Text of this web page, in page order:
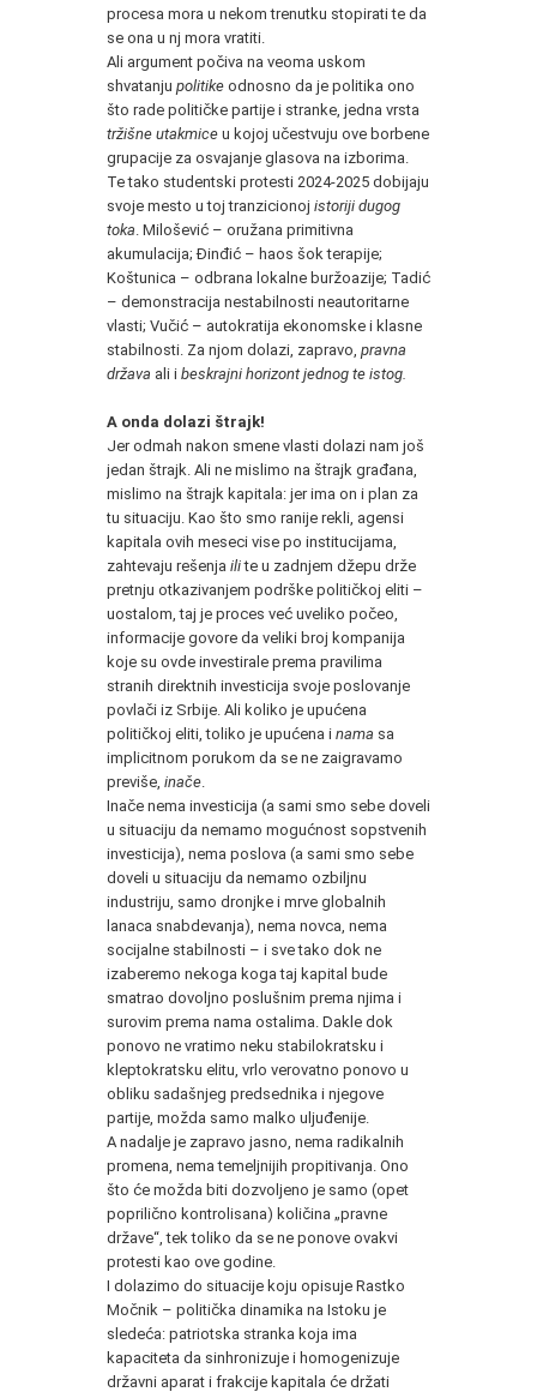
procesa mora u nekom trenutku stopirati te da
se ona u nj mora vratiti.
Ali argument počiva na veoma uskom
shvatanju politike odnosno da je politika ono
što rade političke partije i stranke, jedna vrsta
tržišne utakmice u kojoj učestvuju ove borbene
grupacije za osvajanje glasova na izborima.
Te tako studentski protesti 2024-2025 dobijaju
svoje mesto u toj tranzicionoj istoriji dugog
toka . Milošević – oružana primitivna
akumulacija; Đinđić – haos šok terapije;
Koštunica – odbrana lokalne buržoazije; Tadić
– demonstracija nestabilnosti neautoritarne
vlasti; Vučić – autokratija ekonomske i klasne
stabilnosti. Za njom dolazi, zapravo, pravna
država ali i beskrajni horizont jednog te istog.
A onda dolazi štrajk!
Jer odmah nakon smene vlasti dolazi nam još
jedan štrajk. Ali ne mislimo na štrajk građana,
mislimo na štrajk kapitala: jer ima on i plan za
tu situaciju. Kao što smo ranije rekli, agensi
kapitala ovih meseci vise po institucijama,
zahtevaju rešenja ilite u zadnjem džepu drže
pretnju otkazivanjem podrške političkoj eliti –
uostalom, taj je proces već uveliko počeo,
informacije govore da veliki broj kompanija
koje su ovde investirale prema pravilima
stranih direktnih investicija svoje poslovanje
povlači iz Srbije. Ali koliko je upućena
političkoj eliti, toliko je upućena i nama sa
implicitnom porukom da se ne zaigravamo
previše, inače
Inače nema investicija (a sami smo sebe doveli
u situaciju da nemamo mogućnost sopstvenih
investicija), nema poslova (a sami smo sebe
doveli u situaciju da nemamo ozbiljnu
industriju, samo dronjke i mrve globalnih
lanaca snabdevanja), nema novca, nema
socijalne stabilnosti – i sve tako dok ne
izaberemo nekoga koga taj kapital bude
smatrao dovoljno poslušnim prema njima i
surovim prema nama ostalima. Dakle dok
ponovo ne vratimo neku stabilokratsku i
kleptokratsku elitu, vrlo verovatno ponovo u
obliku sadašnjeg predsednika i njegove
partije, možda samo malko uljuđenije.
A nadalje je zapravo jasno, nema radikalnih
promena, nema temeljnijih propitivanja. Ono
što će možda biti dozvoljeno je samo (opet
poprilično kontrolisana) količina „pravne
države“, tek toliko da se ne ponove ovakvi
protesti kao ove godine.
I dolazimo do situacije koju opisuje Rastko
Močnik – politička dinamika na Istoku je
sledeća: patriotska stranka koja ima
kapaciteta da sinhronizuje i homogenizuje
državni aparat i frakcije kapitala će držati